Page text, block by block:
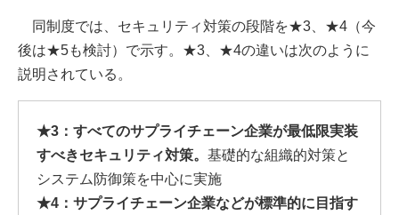
同制度では、セキュリティ対策の段階を★3、★4（今
後は★5も検討）で示す。★3、★4の違いは次のように
説明されている。
★3：すべてのサプライチェーン企業が最低限実装
すべきセキュリティ対策。 基礎的な組織的対策と
システム防御策を中心に実施
★4：サプライチェーン企業などが標準的に目指す